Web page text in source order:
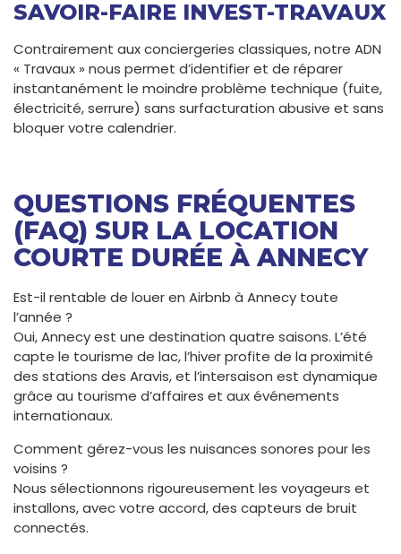
SAVOIR-FAIRE INVEST-TRAVAUX
Contrairement aux conciergeries classiques, notre ADN
« Travaux » nous permet d’identifier et de réparer
instantanément le moindre problème technique (fuite,
électricité, serrure) sans surfacturation abusive et sans
bloquer votre calendrier.
QUESTIONS FRÉQUENTES
(FAQ) SUR LA LOCATION
COURTE DURÉE À ANNECY
Est-il rentable de louer en Airbnb à Annecy toute
l’année ?
Oui, Annecy est une destination quatre saisons. L’été
capte le tourisme de lac, l’hiver profite de la proximité
des stations des Aravis, et l’intersaison est dynamique
grâce au tourisme d’affaires et aux événements
internationaux.
Comment gérez-vous les nuisances sonores pour les
voisins ?
Nous sélectionnons rigoureusement les voyageurs et
installons, avec votre accord, des capteurs de bruit
connectés.